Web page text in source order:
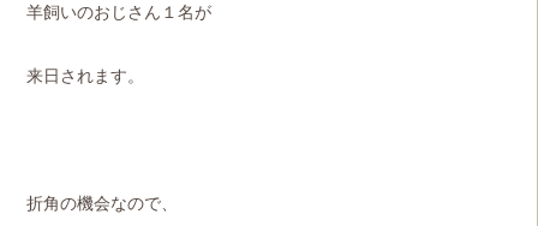
羊飼いのおじさん１名が
来日されます。
折角の機会なので、